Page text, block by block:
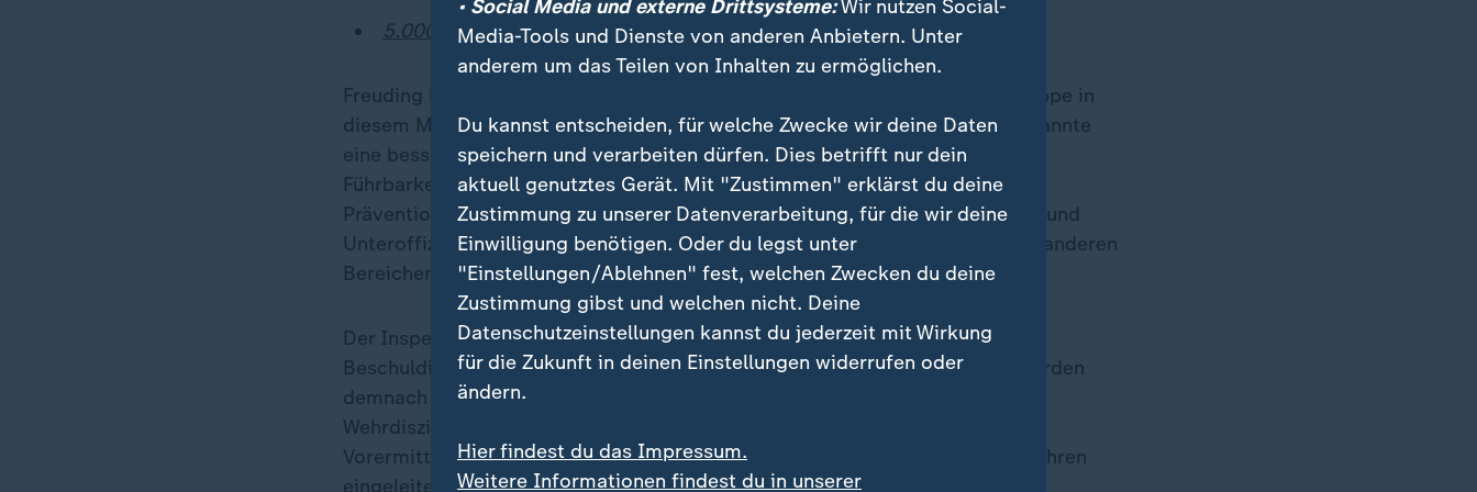
5.000 Bürger neu im Freiwilligen Wehrdienst
Freuding kündigte an, er wolle den angekündigten Aktionsplan Luftlandetruppe in
diesem Monat in Kraft setzen. Er werde vier Handlungsfelder umfassen. Er nannte
eine bessere Dienstaufsicht, strukturelle Maßnahmen zur Verbesserung der
Führbarkeit der Fallschirmjägerregimenter. Zudem verbesserte
Präventionsmaßnahmen und eine Anpassung der Werdegänge bei Offizieren und
Unteroffizieren. Diese sollten künftig auch Perspektiven und Erfahrungen in anderen
Bereichen des Heeres gewinnen können.
Der Inspekteur sagte, nach dem Stand der Untersuchung werde von 55
Beschuldigten im Fallschirmjägerregiment 26 ausgegangen. In 18 Fällen wurden
demnach Disziplinarmaßnahmen verhängt. In 20 Fällen hat die
Wehrdisziplinaranwaltschaft bei der Division Schnelle Kräfte disziplinare
Vorermittlungen aufgenommen. Es wurden zwei gerichtliche Disziplinarverfahren
eingeleitet. In 16 Fällen erfolgte eine Abgabe an die zuständige zivile
• Social Media und externe Drittsysteme:Wir nutzen Social-
Media-Tools und Dienste von anderen Anbietern. Unter
anderem um das Teilen von Inhalten zu ermöglichen.
Du kannst entscheiden, für welche Zwecke wir deine Daten
speichern und verarbeiten dürfen. Dies betrifft nur dein
aktuell genutztes Gerät. Mit "Zustimmen" erklärst du deine
Zustimmung zu unserer Datenverarbeitung, für die wir deine
Einwilligung benötigen. Oder du legst unter
"Einstellungen/Ablehnen" fest, welchen Zwecken du deine
Zustimmung gibst und welchen nicht. Deine
Datenschutzeinstellungen kannst du jederzeit mit Wirkung
für die Zukunft in deinen Einstellungen widerrufen oder
ändern.
Hier findest du das Impressum.
Weitere Informationen findest du in unserer